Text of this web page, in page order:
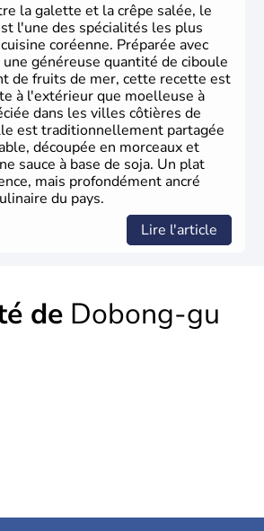
la galette et la crêpe salée, le
l'une des spécialités les plus
coréenne. Préparée avec
généreuse quantité de ciboule
de fruits de mer, cette recette est
à l'extérieur que moelleuse à
dans les villes côtières de
est traditionnellement partagée
découpée en morceaux et
sauce à base de soja. Un plat
mais profondément ancré
du pays.
Lire l'article
de Dobong-gu